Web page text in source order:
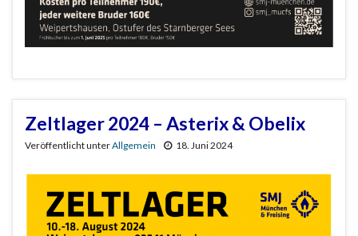
Zeltlager 2024 – Asterix & Obelix
Veröffentlicht unterAllgemein 18. Juni 2024